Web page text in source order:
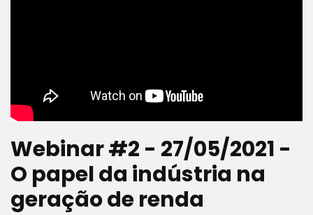
Webinar #2 - 27/05/2021 -
O papel da indústria na
geração de renda